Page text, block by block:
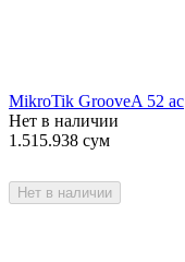
MikroTik GrooveA 52 ac
Нет в наличии
1.515.938 сум
Нет в наличии